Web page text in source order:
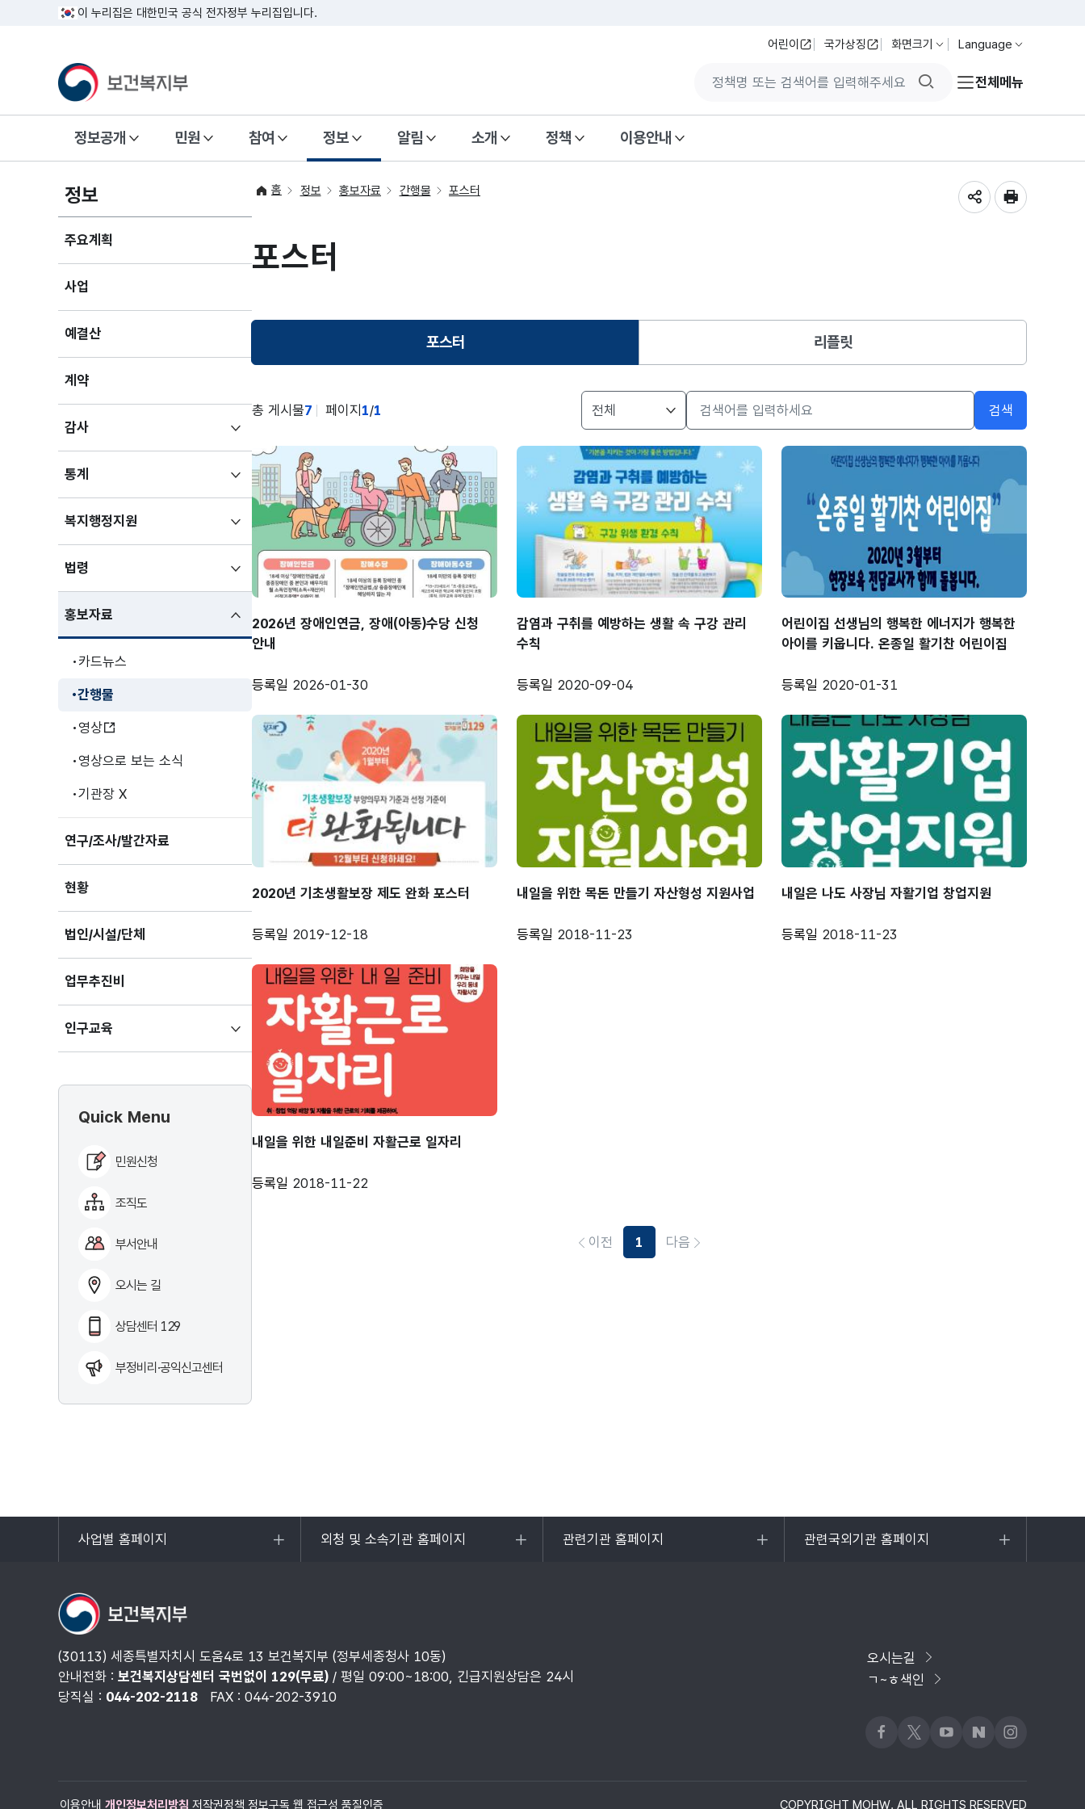
이 누리집은 대한민국 공식 전자정부 누리집입니다.
어린이 국가상징 화면크기 Language
검색버튼전체메뉴
정보공개 민원 참여 정보 알림 소개 정책 이용안내
정보
주요계획
사업
예결산
계약
감사하위메뉴
펼치기
통계
펼치기
복지행정지원
펼치기
법령
펼치기
홍보자료
펼친상태
카드뉴스
간행물
영상
영상으로 보는 소식
기관장 X
연구/조사/발간자료
현황
법인/시설/단체
업무추진비
인구교육
펼치기
Quick Menu
민원신청
조직도
부서안내
오시는 길
상담센터 129
부정비리·공익신고센터
홈 정보 홍보자료 간행물 포스터
포스터
포스터
선택됨 리플릿
게시물
검색
검색
총 게시물7 페이지1/1
2026년 장애인연금, 장애(아동)수당 신청
안내
등록일 2026-01-30
감염과 구취를 예방하는 생활 속 구강 관리
수칙
등록일 2020-09-04
어린이집 선생님의 행복한 에너지가 행복한
아이를 키웁니다. 온종일 활기찬 어린이집
등록일 2020-01-31
2020년 기초생활보장 제도 완화 포스터
등록일 2019-12-18
내일을 위한 목돈 만들기 자산형성 지원사업
등록일 2018-11-23
내일은 나도 사장님 자활기업 창업지원
등록일 2018-11-23
내일을 위한 내일준비 자활근로 일자리
등록일 2018-11-22
이전 1 다음
사업별 홈페이지
목록
외청 및 소속기관 홈페이지
목록
관련기관 홈페이지
목록
관련국외기관 홈페이지
목록
(30113) 세종특별자치시 도움4로 13 보건복지부 (정부세종청사 10동)
안내전화 : 보건복지상담센터 국번없이 129(무료) / 평일 09:00~18:00, 긴급지원상담은 24시
당직실 : 044-202-2118 FAX : 044-202-3910
오시는길
ㄱ~ㅎ색인
페이스북
x 유튜브네이버블로그
인스타그램
이용안내 개인정보처리방침 저작권정책 정보구독 웹 접근성 품질인증 COPYRIGHT MOHW. ALL RIGHTS RESERVED